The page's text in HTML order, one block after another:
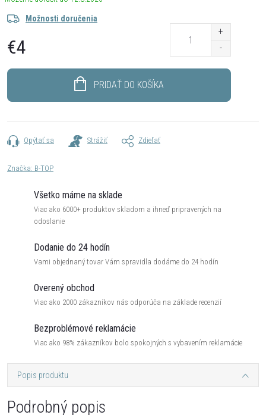
Možnosti doručenia
€4
PRIDAŤ DO KOŠÍKA
Opýtať sa Strážiť Zdieľať
Značka: B-TOP
Všetko máme na sklade
Viac ako 6000+ produktov skladom a ihneď pripravených na
odoslanie
Dodanie do 24 hodín
Vami objednaný tovar Vám spravidla dodáme do 24 hodín
Overený obchod
Viac ako 2000 zákazníkov nás odporúča na základe recenzií
Bezproblémové reklamácie
Viac ako 98% zákazníkov bolo spokojných s vybavením reklamácie
Popis produktu
Podrobný popis